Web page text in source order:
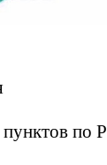
по